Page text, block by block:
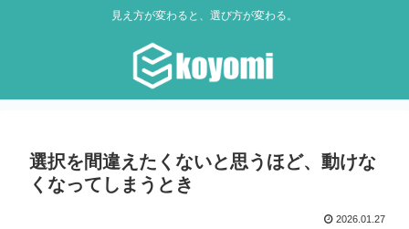
見え方が変わると、選び方が変わる。
選択を間違えたくないと思うほど、動けな
くなってしまうとき
2026.01.27